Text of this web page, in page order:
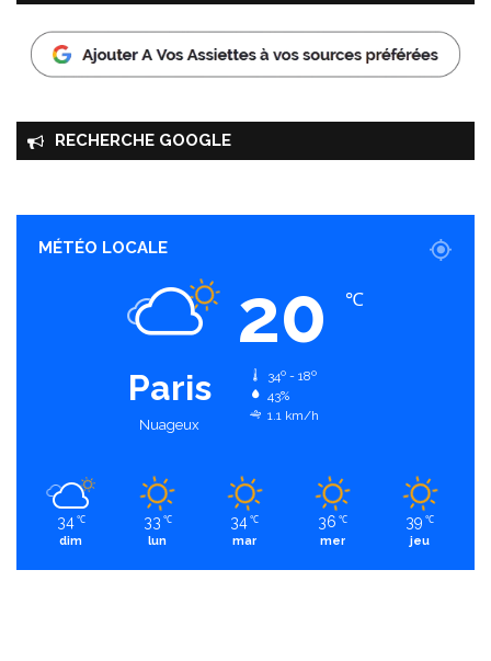
RECHERCHE GOOGLE
MÉTÉO LOCALE
Paris
Nuageux
20 ℃
34º - 18º
43%
1.1 km/h
34 ℃
dim
33 ℃
lun
34 ℃
mar
36 ℃
mer
39 ℃
jeu